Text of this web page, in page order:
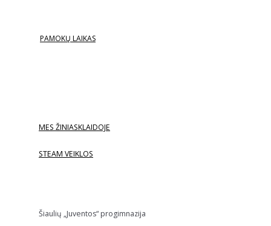
PAMOKŲ LAIKAS
MES ŽINIASKLAIDOJE
STEAM VEIKLOS
Šiaulių „Juventos“ progimnazija